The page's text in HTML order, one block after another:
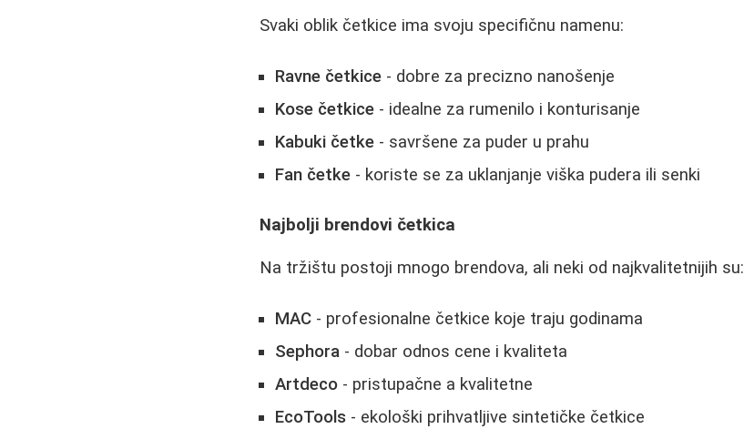
Svaki oblik četkice ima svoju specifičnu namenu:
Ravne četkice - dobre za precizno nanošenje
Kose četkice - idealne za rumenilo i konturisanje
Kabuki četke - savršene za puder u prahu
Fan četke - koriste se za uklanjanje viška pudera ili senki
Najbolji brendovi četkica
Na tržištu postoji mnogo brendova, ali neki od najkvalitetnijih su:
MAC - profesionalne četkice koje traju godinama
Sephora - dobar odnos cene i kvaliteta
Artdeco - pristupačne a kvalitetne
EcoTools - ekološki prihvatljive sintetičke četkice